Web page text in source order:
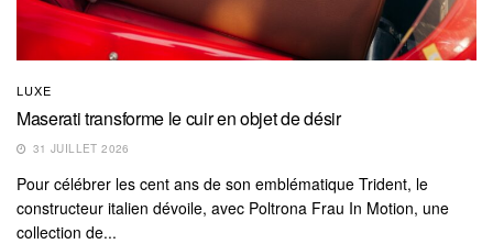
LUXE
Maserati transforme le cuir en objet de désir
31 JUILLET 2026
Pour célébrer les cent ans de son emblématique Trident, le
constructeur italien dévoile, avec Poltrona Frau In Motion, une
collection de...